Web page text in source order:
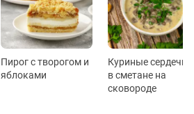
Пирог с творогом и
яблоками
Куриные сердечки
в сметане на
сковороде